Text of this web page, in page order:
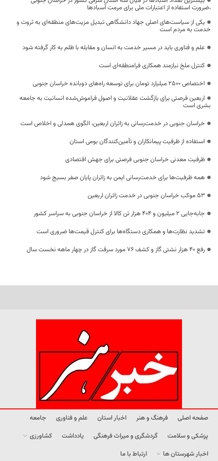
،ضرورت استفاده از اعتبارات ملی برای مرمت آسبادها
یکی از سیاست‌های اصلی جهاد دانشگاهی تبدیل مزیت‌های منطقه‌ای به ثروت و
خدمت به مردم است
علم و فناوری باید در مسیر خدمت به انسان و مقابله با ظلم به کار گرفته شود
کنترل ملخ نیازمند همکاری فرامنطقه‌ای است
اختصاص 2500 میلیارد تومان برای توسعه راه‌های دوبانده خراسان جنوبی
اربعین فرصتی برای بازگشت عقلانیت و اصول فراموش‌شده انسانیت به جامعه
بشری است
خراسان جنوبی در خدمت‌رسانی به زائران اربعین، الگوی همدلی و اخلاص است
استفاده از ظرفیت پیمانکاران و تأمین‌کنندگان بومی استان
ظرفیت معدنی خراسان جنوبی فرصتی برای جهش اقتصادی
همه ظرفیت‌ها برای خدمت‌رسانی ایمن به زائران پایان صفر بسیج شود
53 موکب خراسان جنوبی در خدمت زائران اربعین
جابه‌جایی 2 میلیون و 404 هزار تن کالا از خراسان جنوبی به سراسر کشور
تشدید نظارت‌ها و همکاری دستگاه‌ها برای کنترل قیمت‌ها ضروری است
رفع 40 هزار نشتی گاز و کشف 76 مورد سرقت گاز در چهار ماهه نخست سال
صفحه اصلی فرهنگ و هنر اخبار استان علم و فناوری
جامعه
پزشکی و سلامت
گردشگری و میراث فرهنگی یادداشت
کشاورزی
اخبار شهرستان ها
ارتباط با ما